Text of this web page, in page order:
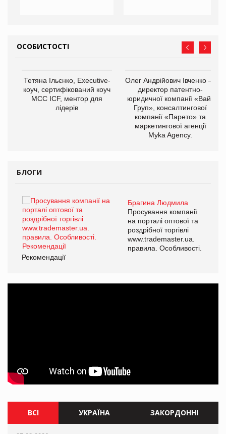
ОСОБИСТОСТІ
Тетяна Ільєнко, Executive-
коуч, сертифікований коуч
МСС ICF, ментор для
лідерів
Олег Андрійович Івченко —
директор патентно-
юридичної компанії «Вайз
Груп», консалтингової
компанії «Парето» та
маркетингової агенції
Myka Agency.
БЛОГИ
Брагина Людмила
Просування компанії
на порталі оптової та
роздрібної торгівлі
www.trademaster.ua.
правила. Особливості.
Рекомендації
ВСІ УКРАЇНА ЗАКОРДОННІ